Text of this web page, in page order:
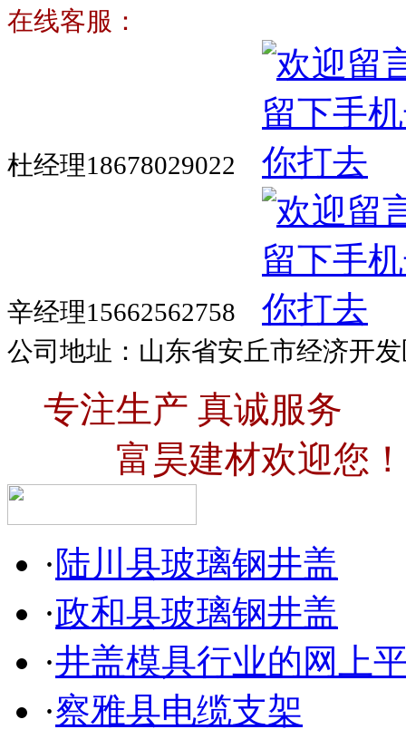
在线客服：
杜经理18678029022
辛经理15662562758
公司地址：山东省安丘市经济开
专注生产 真诚服务
富昊建材欢迎您！
·陆川县玻璃钢井盖
·政和县玻璃钢井盖
·井盖模具行业的网上
·察雅县电缆支架